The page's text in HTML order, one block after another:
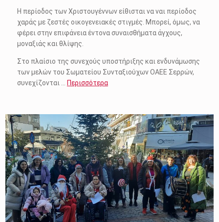
Η περίοδος των Χριστουγέννων είθισται να ναι περίοδος
χαράς με ζεστές οικογενειακές στιγμές. Μπορεί, όμως, να
φέρει στην επιφάνεια έντονα συναισθήματα άγχους,
μοναξιάς και θλίψης.
Στο πλαίσιο της συνεχούς υποστήριξης και ενδυνάμωσης
των μελών του Σωματείου Συνταξιούχων ΟΑΕΕ Σερρών,
συνεχίζονται … Περισσότερα